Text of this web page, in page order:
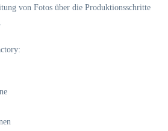
von Fotos über die Produktionsschritte